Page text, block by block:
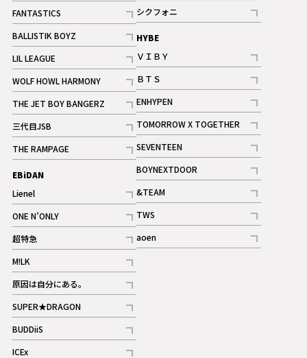
記事
FANTASTICS
記事
BALLISTIK BOYZ
記事
LIL LEAGUE
記事
WOLF HOWL HARMONY
記事
THE JET BOY BANGERZ
記事
三代目JSB
記事
THE RAMPAGE
記事
ギャラリー
EBiDAN
Lienel
記事
ONE N’ONLY
記事
超特急
記事
M!LK
記事
原因は自分にある。
記事
SUPER★DRAGON
記事
BUDDiiS
記事
ICEx
記事
シクフォニ
記事
HYBE
ＶＩＢＹ
記事
ＢＴＳ
記事
ENHYPEN
記事
TOMORROW X TOGETHER
記事
ギャラリー
SEVENTEEN
記事
BOYNEXTDOOR
記事
&TEAM
記事
TWS
記事
aoen
記事